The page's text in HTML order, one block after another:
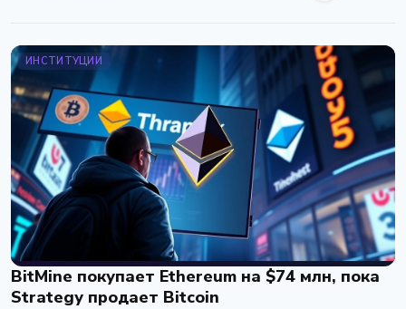
ИНСТИТУЦИИ
BitMine покупает Ethereum на $74 млн, пока
Strategy продает Bitcoin